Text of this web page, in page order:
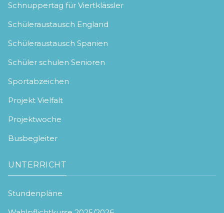
Schnuppertag für Viertklässler
Schüleraustausch England
Schüleraustausch Spanien
Schüler schulen Senioren
Sportabzeichen
Projekt Vielfalt
Projektwoche
Busbegleiter
UNTERRICHT
Stundenpläne